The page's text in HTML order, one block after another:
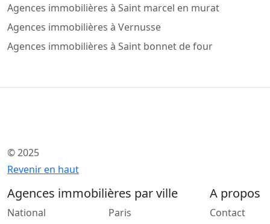
Agences immobilières à Saint marcel en murat
Agences immobilières à Vernusse
Agences immobilières à Saint bonnet de four
© 2025
Revenir en haut
Agences immobilières par ville
National
Paris
A propos
Contact